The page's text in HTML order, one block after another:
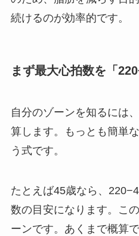
続けるのが効率的です。
まず最大心拍数を「
自分のゾーンを知るには
算します。もっとも簡単
う式です。
たとえば45歳なら、
数の目安になります。こ
ーンです。あくまで概算